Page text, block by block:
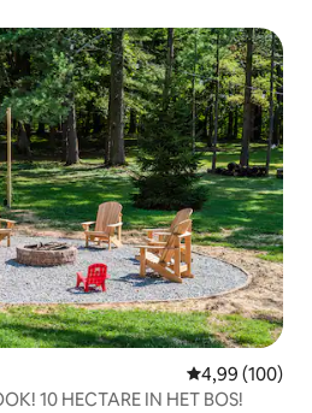
Gemiddelde
4,99 (100)
TOP AIRBNB IN BELLBROOK! 10 HECTARE IN HET BOS!